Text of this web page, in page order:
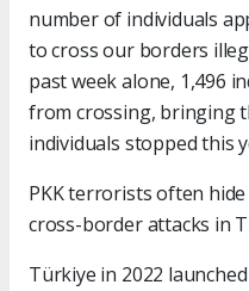
number of individuals
to cross our borders
past week alone, 1,496
from crossing, bringing
individuals stopped this
PKK terrorists often
cross-border attacks in
Türkiye in 2022